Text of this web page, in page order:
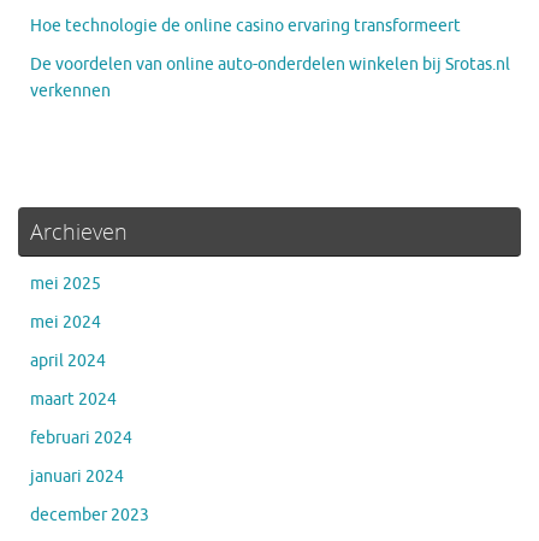
Hoe technologie de online casino ervaring transformeert
De voordelen van online auto-onderdelen winkelen bij Srotas.nl
verkennen
Archieven
mei 2025
mei 2024
april 2024
maart 2024
februari 2024
januari 2024
december 2023